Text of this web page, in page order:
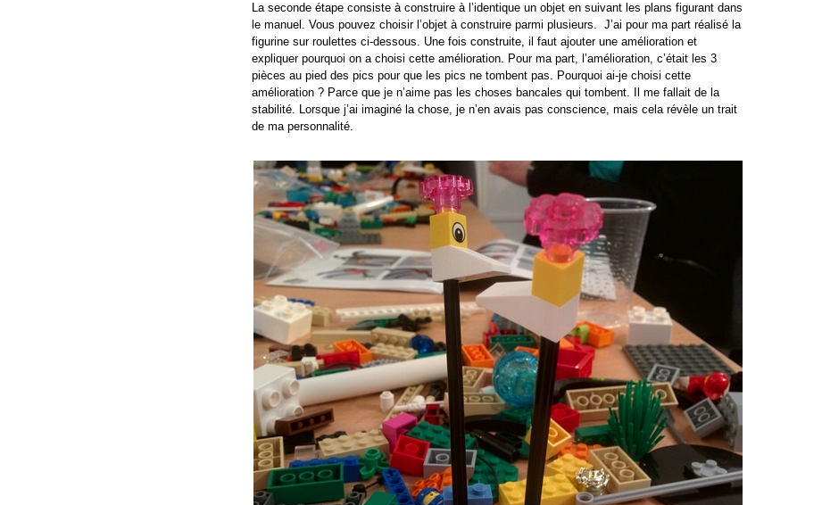
La seconde étape consiste à construire à l’identique un objet en suivant les plans figurant dans
le manuel. Vous pouvez choisir l’objet à construire parmi plusieurs. J’ai pour ma part réalisé la
figurine sur roulettes ci-dessous. Une fois construite, il faut ajouter une amélioration et
expliquer pourquoi on a choisi cette amélioration. Pour ma part, l’amélioration, c’était les 3
pièces au pied des pics pour que les pics ne tombent pas. Pourquoi ai-je choisi cette
amélioration ? Parce que je n’aime pas les choses bancales qui tombent. Il me fallait de la
stabilité. Lorsque j’ai imaginé la chose, je n’en avais pas conscience, mais cela révèle un trait
de ma personnalité.